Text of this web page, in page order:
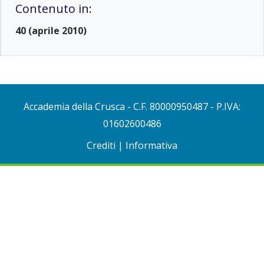
Contenuto in:
40 (aprile 2010)
Accademia della Crusca - C.F. 80000950487 - P.IVA:
01602600486
Crediti | Informativa